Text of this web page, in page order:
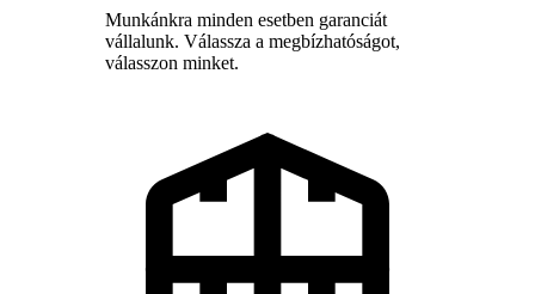
Munkánkra minden esetben garanciát
vállalunk. Válassza a megbízhatóságot,
válasszon minket.